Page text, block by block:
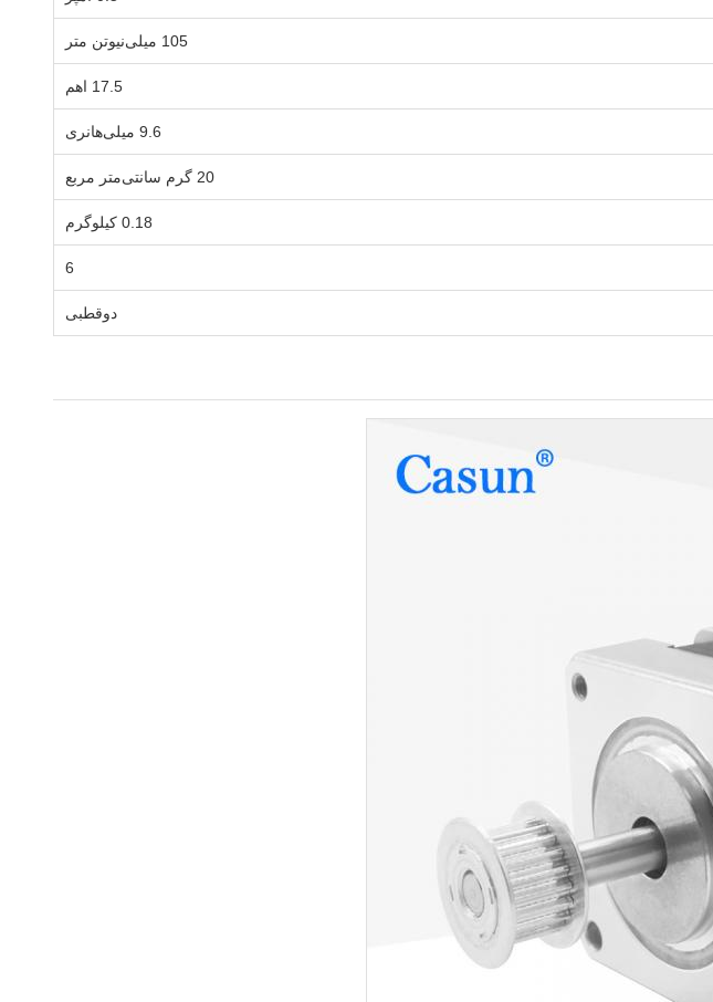
105 میلی‌نیوتن متر
17.5 اهم
9.6 میلی‌هانری
20 گرم سانتی‌متر مربع
0.18 کیلوگرم
6
دوقطبی